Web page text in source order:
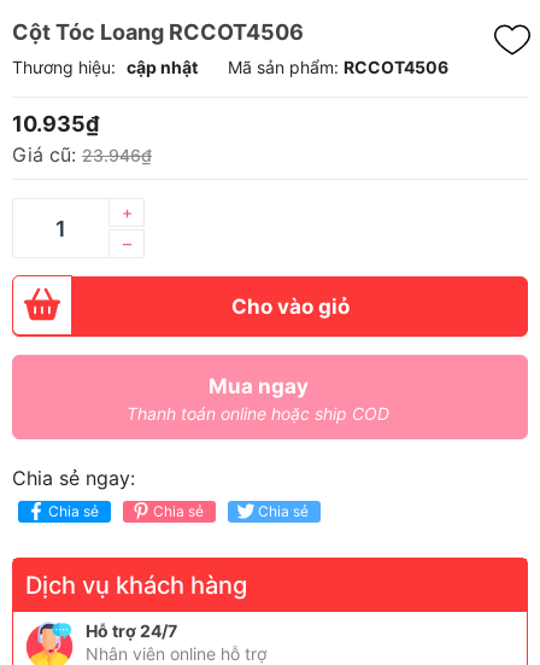
Cột Tóc Loang RCCOT4506
Thương hiệu: cập nhật Mã sản phẩm: RCCOT4506
10.935₫
Giá cũ: 23.946₫
–
+
Cho vào giỏ
Mua ngay
Thanh toán online hoặc ship COD
Chia sẻ ngay:
Chia sẻ Chia sẻ Chia sẻ
Dịch vụ khách hàng
Hỗ trợ 24/7
Nhân viên online hỗ trợ